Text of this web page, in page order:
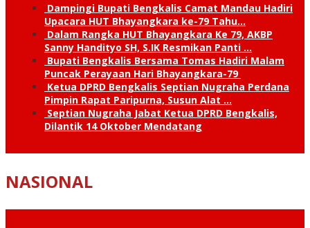
Dampingi Bupati Bengkalis Camat Mandau Hadiri
Upacara HUT Bhayangkara ke-79 Tahu…
Dalam Rangka HUT Bhayangkara Ke 79, AKBP
Sanny Handityo SH, S.IK Resmikan Panti …
Bupati Bengkalis Bersama Tomas Hadiri Malam
Puncak Perayaan Hari Bhayangkara-79
Ketua DPRD Bengkalis Septian Nugraha Perdana
Pimpin Rapat Paripurna, Susun Alat …
Septian Nugraha Jabat Ketua DPRD Bengkalis,
Dilantik 14 Oktober Mendatang
NASIONAL